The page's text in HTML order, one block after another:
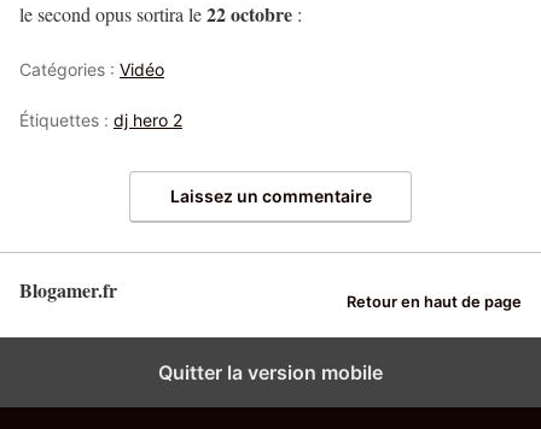
le second opus sortira le22 octobre :
Catégories : Vidéo
Étiquettes : dj hero 2
Laissez un commentaire
Blogamer.fr Retour en haut de page
Quitter la version mobile